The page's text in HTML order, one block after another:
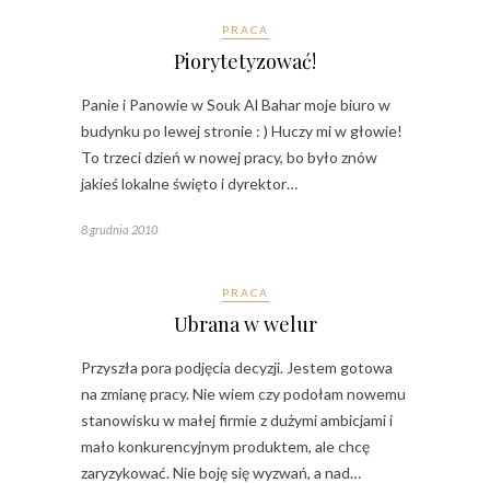
PRACA
Piorytetyzować!
Panie i Panowie w Souk Al Bahar moje biuro w
budynku po lewej stronie : ) Huczy mi w głowie!
To trzeci dzień w nowej pracy, bo było znów
jakieś lokalne święto i dyrektor…
8 grudnia 2010
PRACA
Ubrana w welur
Przyszła pora podjęcia decyzji. Jestem gotowa
na zmianę pracy. Nie wiem czy podołam nowemu
stanowisku w małej firmie z dużymi ambicjami i
mało konkurencyjnym produktem, ale chcę
zaryzykować. Nie boję się wyzwań, a nad…